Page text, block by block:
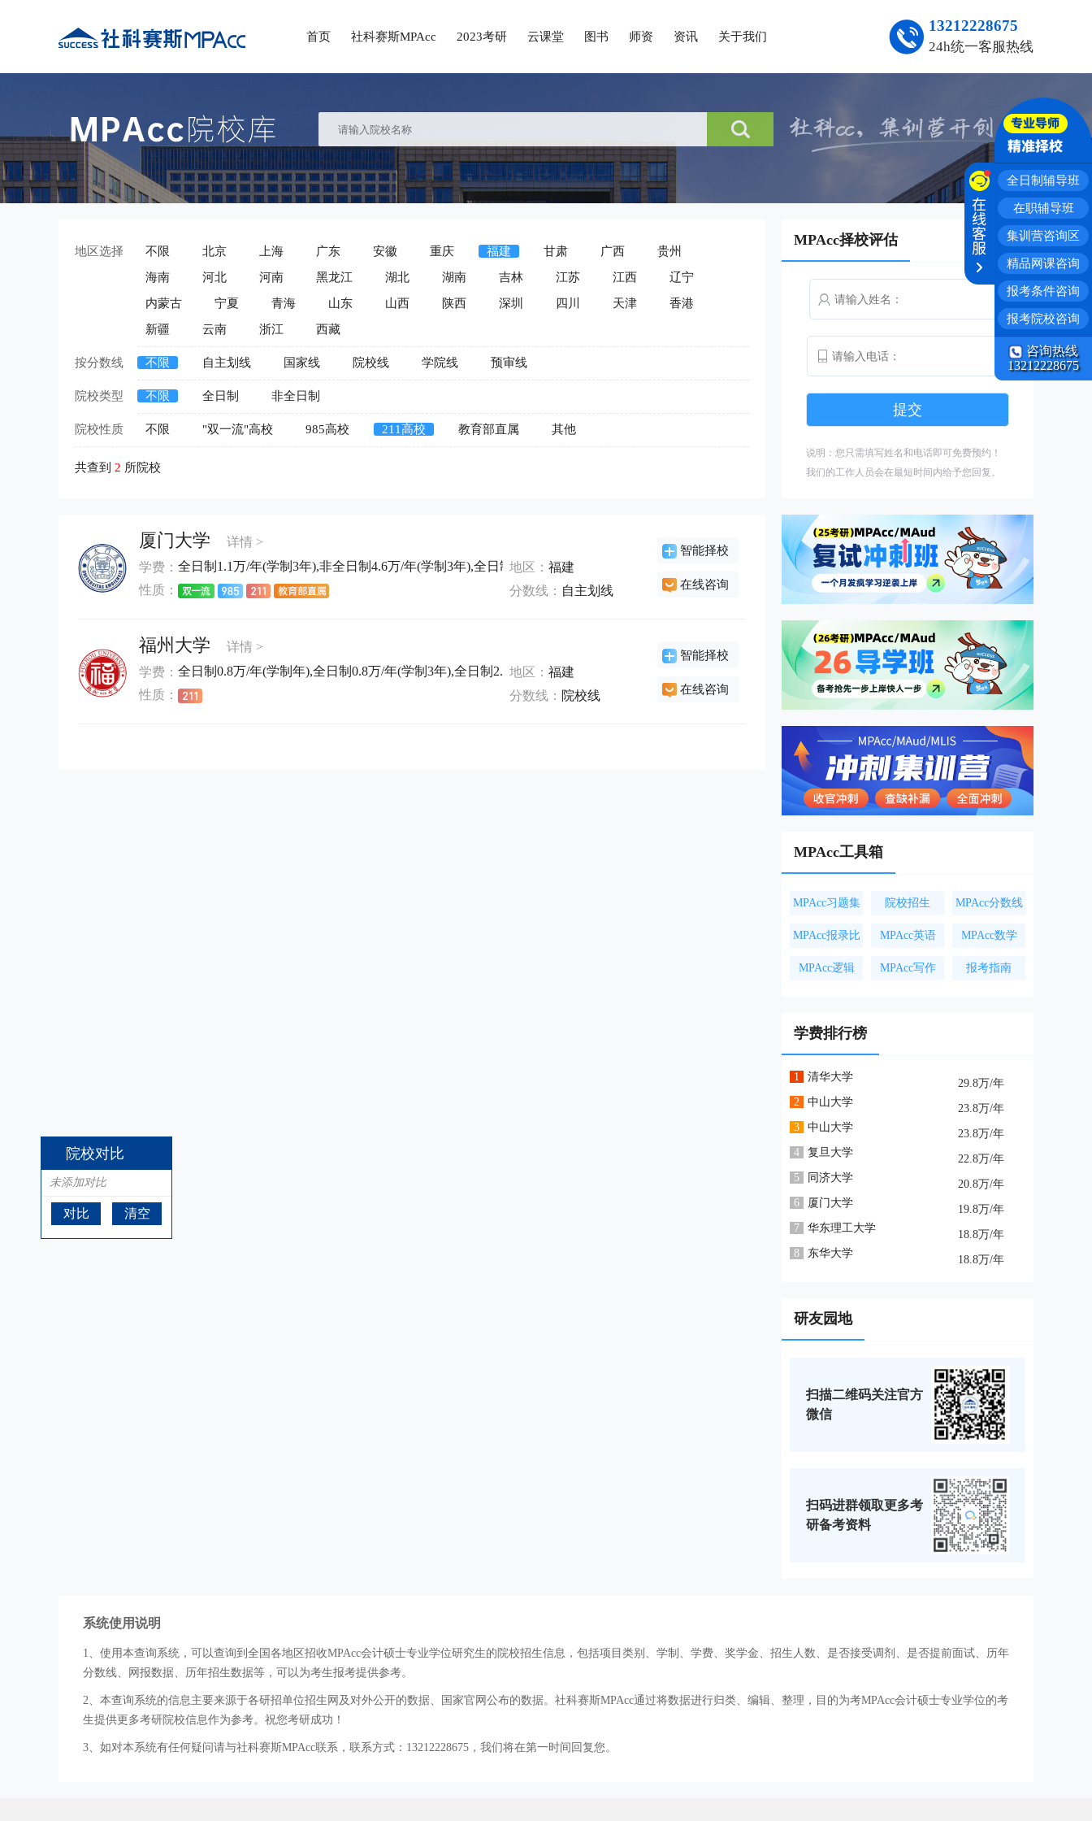
首页 社科赛斯MPAcc 2023考研 云课堂 图书 师资 资讯 关于我们
13212228675
24h统一客服热线
地区选择 不限 北京 上海 广东 安徽 重庆 福建 甘肃 广西
贵州
海南
河北 河南 黑龙江 湖北 湖南 吉林 江苏 江西
辽宁
内蒙古
宁夏 青海 山东 山西 陕西 深圳 四川 天津
香港
新疆
云南 浙江 西藏
按分数线 不限 自主划线 国家线 院校线 学院线 预审线
院校类型 不限 全日制 非全日制
院校性质 不限 "双一流"高校 985高校 211高校 教育部直属 其他
共查到 2 所院校
厦门大学
详情 >
学费： 全日制1.1万/年(学制3年),非全日制4.6万/年(学制3年),全日制1.1万/年(学制3年),非全日制0万/年(学制3年),全日制3.3万/年(学制3年),非全日制0万/年(学制3年),全日
性质：
地区： 福建
分数线： 自主划线
智能择校
在线咨询
福州大学
详情 >
学费： 全日制0.8万/年(学制年),全日制0.8万/年(学制3年),全日制2.4万/年(学制3年),全日制0.8万/年(学制3年),全日制0.8万/年(学制3年)
性质：
地区： 福建
分数线： 院校线
智能择校
在线咨询
MPAcc择校评估
说明：您只需填写姓名和电话即可免费预约！
我们的工作人员会在最短时间内给予您回复。
MPAcc工具箱
MPAcc习题集 院校招生 MPAcc分数线
MPAcc报录比 MPAcc英语 MPAcc数学
MPAcc逻辑 MPAcc写作 报考指南
学费排行榜
1 清华大学
29.8万/年
2
中山大学
23.8万/年
3
中山大学
23.8万/年
4
复旦大学
22.8万/年
5
同济大学
20.8万/年
6
厦门大学
19.8万/年
7
华东理工大学
18.8万/年
8
东华大学
18.8万/年
研友园地
扫描二维码关注官方
微信
扫码进群领取更多考
研备考资料
系统使用说明
1、使用本查询系统，可以查询到全国各地区招收MPAcc会计硕士专业学位研究生的院校招生信息，包括项目类别、学制、学费、奖学金、招生人数、是否接受调剂、是否提前面试、历年
分数线、网报数据、历年招生数据等，可以为考生报考提供参考。
2、本查询系统的信息主要来源于各研招单位招生网及对外公开的数据、国家官网公布的数据。社科赛斯MPAcc通过将数据进行归类、编辑、整理，目的为考MPAcc会计硕士专业学位的考
生提供更多考研院校信息作为参考。祝您考研成功！
3、如对本系统有任何疑问请与社科赛斯MPAcc联系，联系方式：13212228675，我们将在第一时间回复您。
院校对比
未添加对比
对比 清空
全日制辅导班
在职辅导班
集训营咨询区
精品网课咨询
报考条件咨询
报考院校咨询
咨询热线
13212228675